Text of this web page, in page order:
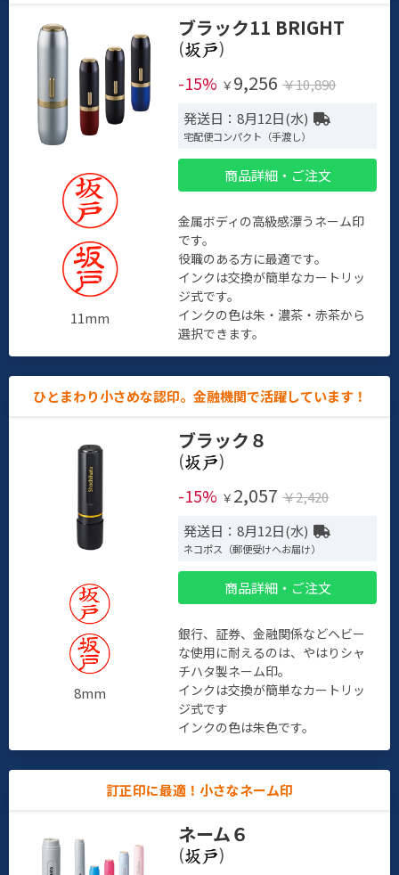
11mm
ブラック11 BRIGHT
(
)
-15% ￥ 9,256 ￥10,890
発送日：8月12日(水)
宅配便コンパクト（手渡し）
商品詳細・ご注文
金属ボディの高級感漂うネーム印
です。
役職のある方に最適です。
インクは交換が簡単なカートリッ
ジ式です。
インクの色は朱・濃茶・赤茶から
選択できます。
ひとまわり小さめな認印。金融機関で活躍しています！
8mm
ブラック８
(
)
-15% ￥ 2,057 ￥2,420
発送日：8月12日(水)
ネコポス（郵便受けへお届け）
商品詳細・ご注文
銀行、証券、金融関係などヘビー
な使用に耐えるのは、やはりシャ
チハタ製ネーム印。
インクは交換が簡単なカートリッ
ジ式です
インクの色は朱色です。
訂正印に最適！小さなネーム印
ネーム６
(
)